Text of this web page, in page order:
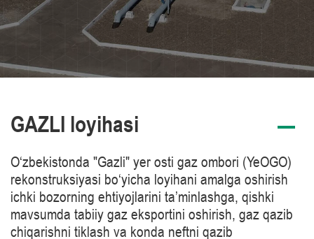
GAZLI loyihasi
O‘zbekistonda "Gazli" yer osti gaz ombori (YeOGO)
rekonstruksiyasi bo‘yicha loyihani amalga oshirish
ichki bozorning ehtiyojlarini ta’minlashga, qishki
mavsumda tabiiy gaz eksportini oshirish, gaz qazib
chiqarishni tiklash va konda neftni qazib